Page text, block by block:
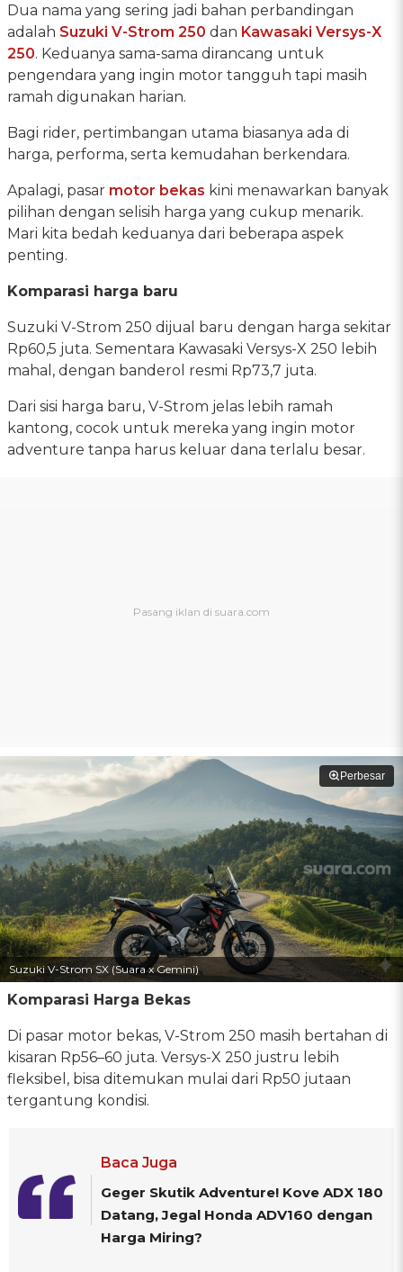
Dua nama yang sering jadi bahan perbandingan
adalah Suzuki V-Strom 250 dan Kawasaki Versys-X
250. Keduanya sama-sama dirancang untuk
pengendara yang ingin motor tangguh tapi masih
ramah digunakan harian.
Bagi rider, pertimbangan utama biasanya ada di
harga, performa, serta kemudahan berkendara.
Apalagi, pasar motor bekas kini menawarkan banyak
pilihan dengan selisih harga yang cukup menarik.
Mari kita bedah keduanya dari beberapa aspek
penting.
Komparasi harga baru
Suzuki V-Strom 250 dijual baru dengan harga sekitar
Rp60,5 juta. Sementara Kawasaki Versys-X 250 lebih
mahal, dengan banderol resmi Rp73,7 juta.
Dari sisi harga baru, V-Strom jelas lebih ramah
kantong, cocok untuk mereka yang ingin motor
adventure tanpa harus keluar dana terlalu besar.
Perbesar
Suzuki V-Strom SX (Suara x Gemini)
Komparasi Harga Bekas
Di pasar motor bekas, V-Strom 250 masih bertahan di
kisaran Rp56–60 juta. Versys-X 250 justru lebih
fleksibel, bisa ditemukan mulai dari Rp50 jutaan
tergantung kondisi.
Baca Juga
Geger Skutik Adventure! Kove ADX 180
Datang, Jegal Honda ADV160 dengan
Harga Miring?